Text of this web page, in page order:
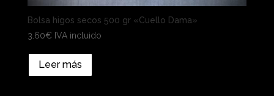
Bolsa higos secos 500 gr «Cuello Dama»
3.60€ IVA incluido
Leer más